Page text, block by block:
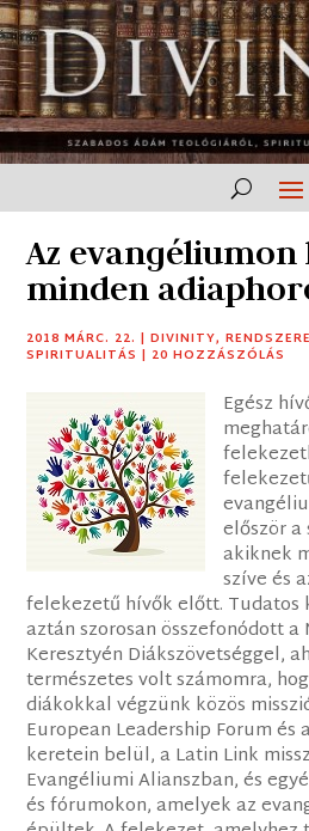
Az
minden
2018 MÁRC. 22. |DIVINITY,
SPIRITUALITÁS | 20 HOZZÁSZÓLÁS
Egész
először
akiknek
szíve és
felekezetű hívők előtt. Tudatos
aztán szorosan összefonódott
Keresztyén Diákszövetséggel,
természetes volt számomra,
diákokkal végzünk közös
European Leadership Forum és
keretein belül, a Latin Link
Evangéliumi Alianszban, és
és fórumokon, amelyek az